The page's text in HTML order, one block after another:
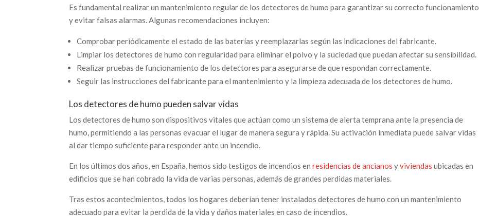
Es fundamental realizar un mantenimiento regular de los detectores de humo para garantizar su correcto funcionamiento
y evitar falsas alarmas. Algunas recomendaciones incluyen:
Comprobar periódicamente el estado de las baterías y reemplazarlas según las indicaciones del fabricante.
Limpiar los detectores de humo con regularidad para eliminar el polvo y la suciedad que puedan afectar su sensibilidad.
Realizar pruebas de funcionamiento de los detectores para asegurarse de que respondan correctamente.
Seguir las instrucciones del fabricante para el mantenimiento y la limpieza adecuada de los detectores de humo.
Los detectores de humo pueden salvar vidas
Los detectores de humo son dispositivos vitales que actúan como un sistema de alerta temprana ante la presencia de
humo, permitiendo a las personas evacuar el lugar de manera segura y rápida. Su activación inmediata puede salvar vidas
al dar tiempo suficiente para responder ante un incendio.
En los últimos dos años, en España, hemos sido testigos de incendios enresidencias de ancianos yviviendas ubicadas en
edificios que se han cobrado la vida de varias personas, además de grandes perdidas materiales.
Tras estos acontecimientos, todos los hogares deberían tener instalados detectores de humo con un mantenimiento
adecuado para evitar la perdida de la vida y daños materiales en caso de incendios.